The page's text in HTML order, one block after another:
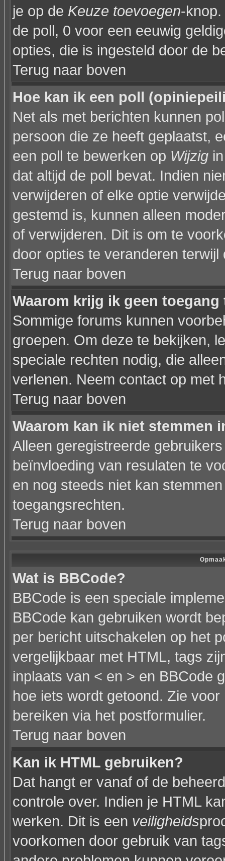
je op de Keuze toevoegen-
de poll, 0 voor een eeuwig
opties, die is ingesteld door de
Terug naar boven
Hoe kan ik een poll
Net als met berichten kunnen
persoon die ze heeft geplaatst,
een poll te bewerken op Wijzig
dat altijd de poll bevat. Indien
verwijderen of elke optie
gestemd is, kunnen alleen
of verwijderen. Dit is om te
door opties te veranderen terwijl
Terug naar boven
Waarom krijg ik geen
Sommige forums kunnen
groepen. Om deze te bekijken,
speciale rechten nodig, die
verlenen. Neem contact op met
Terug naar boven
Waarom kan ik niet stemmen
Alleen geregistreerde
beïnvloeding van resulaten te
en nog steeds niet kan
toegangsrechten.
Terug naar boven
Wat is BBCode?
BBCode is een speciale
BBCode kan gebruiken wordt
per bericht uitschakelen op het
vergelijkbaar met HTML, tags
inplaats van < en > en BBCode
hoe iets wordt getoond. Zie
bereiken via het postformulier.
Terug naar boven
Kan ik HTML gebruiken?
Dat hangt er vanaf of de
controle over. Indien je HTML
werken. Dit is een veiligheids
voorkomen door gebruik van